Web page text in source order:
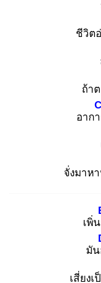
ชีวิต
ถ้า
อาก
C
จั่งมาห
เพิ่
มั
เสี่ยงเ